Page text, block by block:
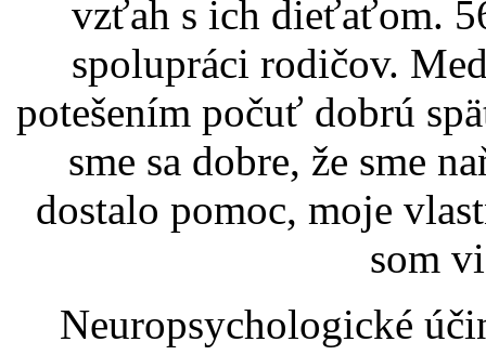
vzťah s ich dieťaťom.
spolupráci rodičov.
potešením počuť dobrú
sme sa dobre, že sme
dostalo pomoc, moje
som
Neuropsychologické